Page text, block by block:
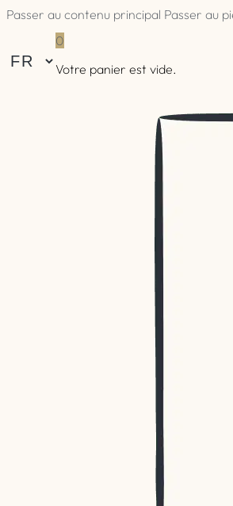
Passer au contenu principal Passer au
0
Votre panier est vide.